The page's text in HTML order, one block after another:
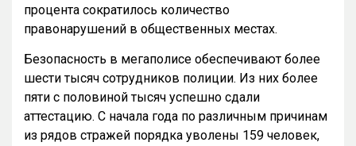
процента сократилось количество
правонарушений в общественных местах.
Безопасность в мегаполисе обеспечивают более
шести тысяч сотрудников полиции. Из них более
пяти с половиной тысяч успешно сдали
аттестацию. С начала года по различным причинам
из рядов стражей порядка уволены 159 человек,